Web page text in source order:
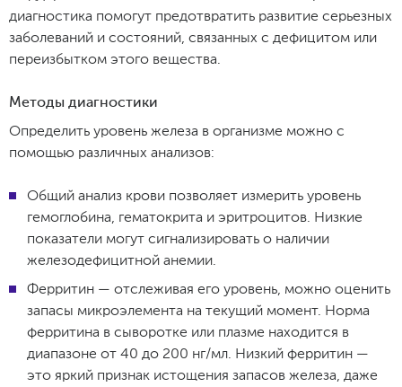
диагностика помогут предотвратить развитие серьезных
заболеваний и состояний, связанных с дефицитом или
переизбытком этого вещества.
Методы диагностики
Определить уровень железа в организме можно с
помощью различных анализов:
Общий анализ крови позволяет измерить уровень
гемоглобина, гематокрита и эритроцитов. Низкие
показатели могут сигнализировать о наличии
железодефицитной анемии.
Ферритин — отслеживая его уровень, можно оценить
запасы микроэлемента на текущий момент. Норма
ферритина в сыворотке или плазме находится в
диапазоне от 40 до 200 нг/мл. Низкий ферритин —
это яркий признак истощения запасов железа, даже